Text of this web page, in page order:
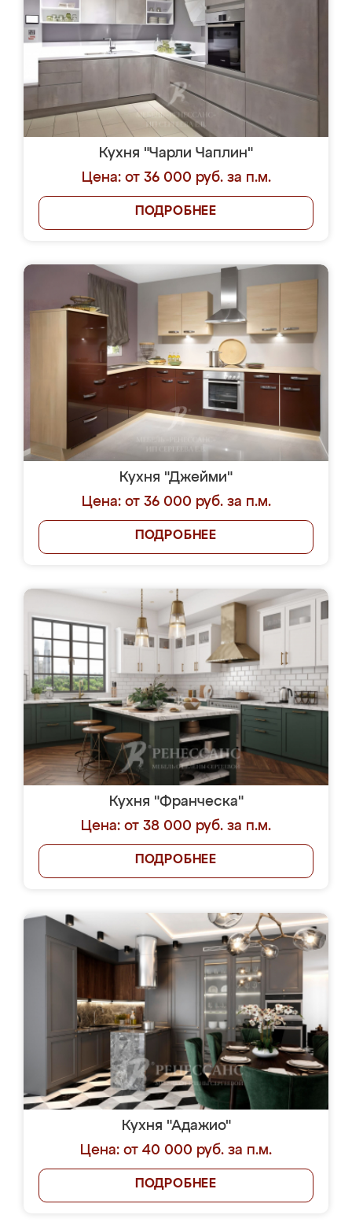
Кухня "Чарли Чаплин"
Цена: от 36 000 руб. за п.м.
ПОДРОБНЕЕ
Кухня "Джейми"
Цена: от 36 000 руб. за п.м.
ПОДРОБНЕЕ
Кухня "Франческа"
Цена: от 38 000 руб. за п.м.
ПОДРОБНЕЕ
Кухня "Адажио"
Цена: от 40 000 руб. за п.м.
ПОДРОБНЕЕ